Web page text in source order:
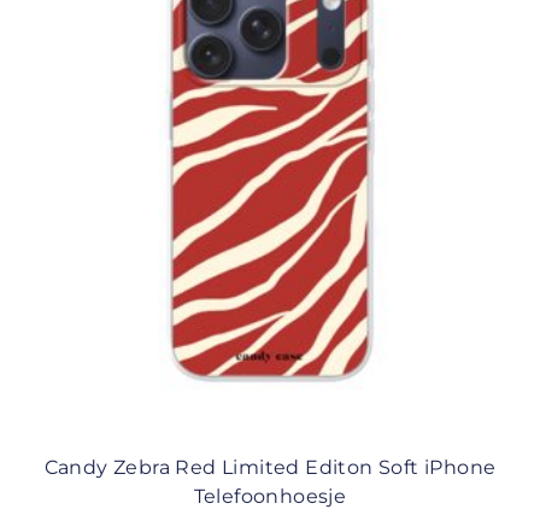
Candy Zebra Red Limited Editon Soft iPhone
Telefoonhoesje